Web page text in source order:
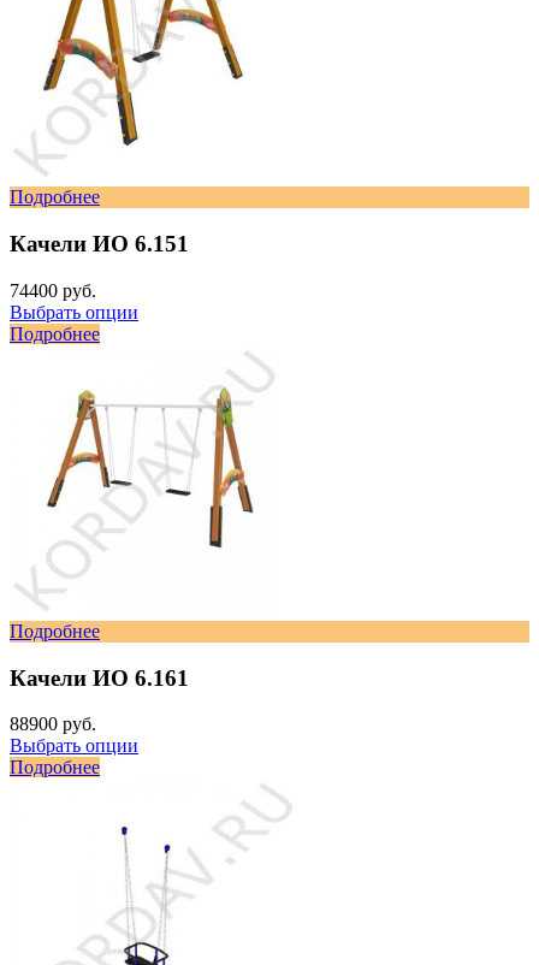
Подробнее
Качели ИО 6.151
74400 руб.
Выбрать опции
Подробнее
Подробнее
Качели ИО 6.161
88900 руб.
Выбрать опции
Подробнее